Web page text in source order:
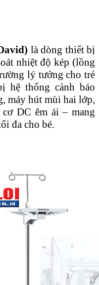
là dòng thiết bị
nhiệt độ kép (lồng
lý tưởng cho trẻ
hệ thống cảnh báo
máy hút mùi hai lớp,
DC êm ái – mang
đa cho bé.